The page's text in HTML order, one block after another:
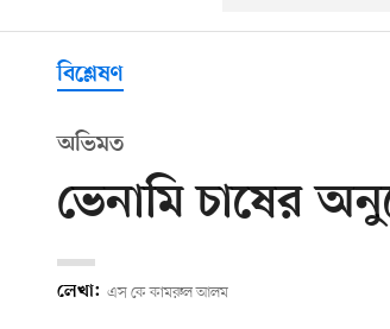
বিশ্লেষণ
অভিমত
ভেনামি চাষের
লেখা: এস কে কামরুল আলম